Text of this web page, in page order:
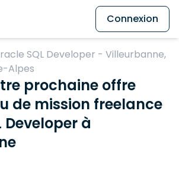
Connexion
SQL Developer - Villeurbanne,
Alpes
prochaine offre
de mission freelance
Developer à